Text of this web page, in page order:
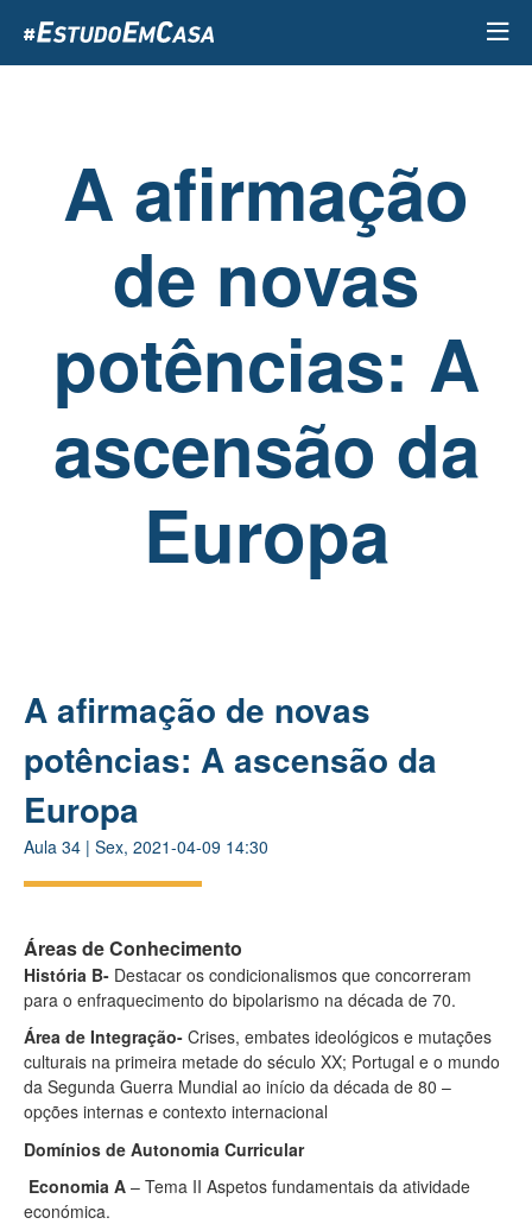
para
o
A afirmação
de novas
potências: A
ascensão da
Europa
A afirmação de novas
potências: A ascensão da
Europa
Aula 34 | Sex, 2021-04-09 14:30
Áreas de Conhecimento
História B- Destacar os condicionalismos que concorreram
para o enfraquecimento do bipolarismo na década de 70.
Área de Integração- Crises, embates ideológicos e mutações
culturais na primeira metade do século XX; Portugal e o mundo
da Segunda Guerra Mundial ao início da década de 80 –
opções internas e contexto internacional
Domínios de Autonomia Curricular
Economia A – Tema II Aspetos fundamentais da atividade
económica.